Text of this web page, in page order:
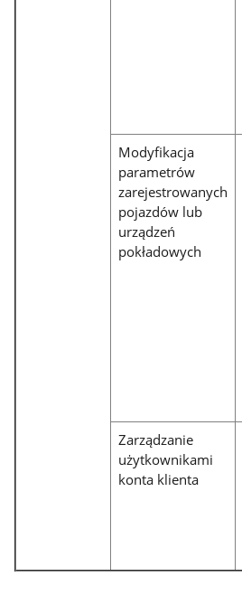
Modyfikacja
parametrów
zarejestrowanych
pojazdów lub
urządzeń
pokładowych
Zarządzanie
użytkownikami
konta klienta